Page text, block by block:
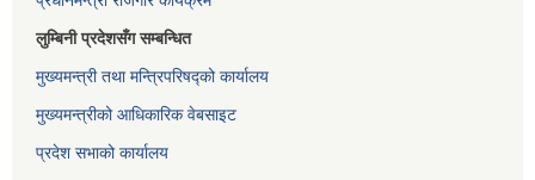
लुम्बिनी प्रदेशसँग सम्बन्धित
मुख्यमन्त्री तथा मन्त्रिपरिषद्को कार्यालय
मुख्यमन्त्रीको आधिकारिक वेबसाइट
प्रदेश सभाको कार्यालय